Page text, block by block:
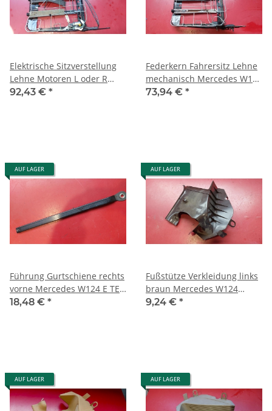
Elektrische Sitzverstellung
Lehne Motoren L oder R
Mercedes W124
92,43 € *
Federkern Fahrersitz Lehne
mechanisch Mercedes W124
Coupe Cabrio 1249109534
73,94 € *
AUF LAGER
Führung Gurtschiene rechts
vorne Mercedes W124 E TE
CE W201 190 1249104027
18,48 € *
AUF LAGER
Fußstütze Verkleidung links
braun Mercedes W124
1246880106
9,24 € *
AUF LAGER AUF LAGER